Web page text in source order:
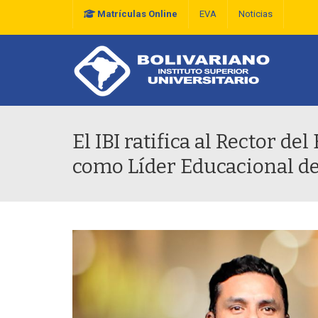
Matrículas Online EVA Noticias
El IBI ratifica al Rector
como Líder Educacional